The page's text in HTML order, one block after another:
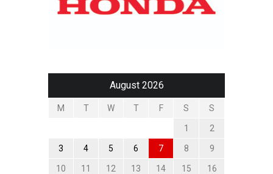
August 2026
M T W T F S S
1 2
3 4 5 6 7 8 9
10 11 12 13 14 15 16